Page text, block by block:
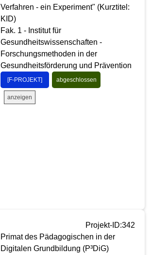
Verfahren - ein Experiment" (Kurztitel:
KID)
Fak. 1 - Institut für
Gesundheitswissenschaften -
Forschungsmethoden in der
Gesundheitsförderung und Prävention
[F-PROJEKT] abgeschlossen
anzeigen
Projekt-ID:342
Primat des Pädagogischen in der
Digitalen Grundbildung (P³DiG)